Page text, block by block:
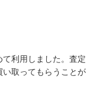
利用しました。査定
取ってもらうことが